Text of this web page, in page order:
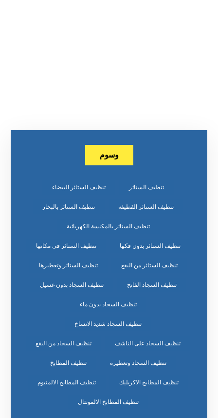
وسوم
تنظيف الستائر تنظيف الستائر البيضاء
تنظيف الستائر القطيفه تنظيف الستائر بالبخار
تنظيف الستائر بالمكنسة الكهربائية
تنظيف الستائر بدون فكها تنظيف الستائر في مكانها
تنظيف الستائر من البقع تنظيف الستائر وتعطيرها
تنظيف السجاد الفاتح تنظيف السجاد بدون غسيل
تنظيف السجاد بدون ماء
تنظيف السجاد شديد الاتساخ
تنظيف السجاد على الناشف تنظيف السجاد من البقع
تنظيف السجاد وتعطيره تنظيف المطابخ
تنظيف المطابخ الاكريليك تنظيف المطابخ الالمنيوم
تنظيف المطابخ الالمونتال